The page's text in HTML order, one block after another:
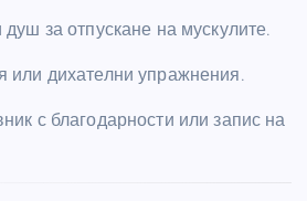
за отпускане на мускулите.
или дихателни упражнения.
с благодарности или запис на